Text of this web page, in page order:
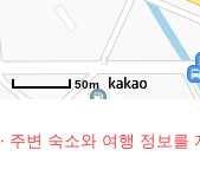
50m
· 주변 숙소와 여행 정보를